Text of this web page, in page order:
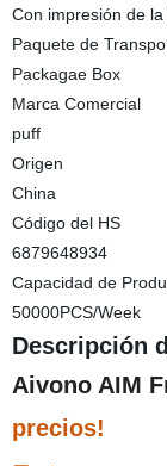
Con impresión de la
Paquete de
Packagae Box
Marca Comercial
puff
Origen
China
Código del HS
6879648934
Capacidad de
50000PCS/Week
Descripción
Aivono AIM
precios!